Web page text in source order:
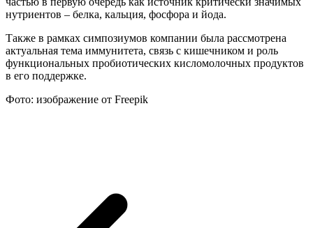
нутриентов – белка, кальция, фосфора и йода.
Также в рамках симпозиумов компании была рассмотрена
актуальная тема иммунитета, связь с кишечником и роль
функциональных пробиотических кисломолочных продуктов
в его поддержке.
Фото: изображение от Freepik